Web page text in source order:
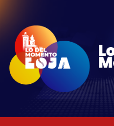
contenido